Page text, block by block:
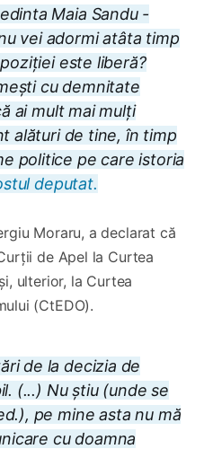
Maia Sandu -
vei adormi atâta timp
este liberă?
cu demnitate
ai mult mai mulți
alături de tine, în timp
politice pe care istoria
deputat.
Moraru, a declarat că
de Apel la Curtea
ulterior, la Curtea
(CtEDO).
de la decizia de
(...) Nu știu (unde se
pe mine asta nu mă
cu doamna